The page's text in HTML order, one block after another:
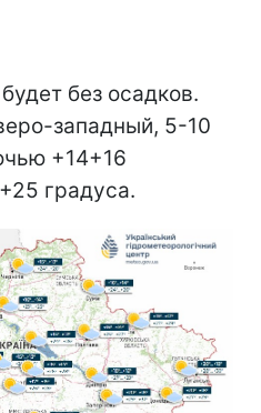
без осадков.
западный, 5-10
+14+16
градуса.